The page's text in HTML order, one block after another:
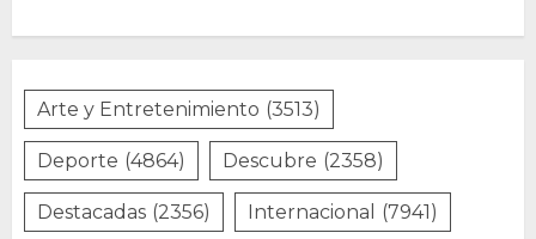
Arte y Entretenimiento (3513)
Deporte (4864) Descubre (2358)
Destacadas (2356) Internacional (7941)